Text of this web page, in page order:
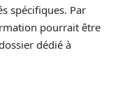
spécifiques. Par
pourrait être
dédié à